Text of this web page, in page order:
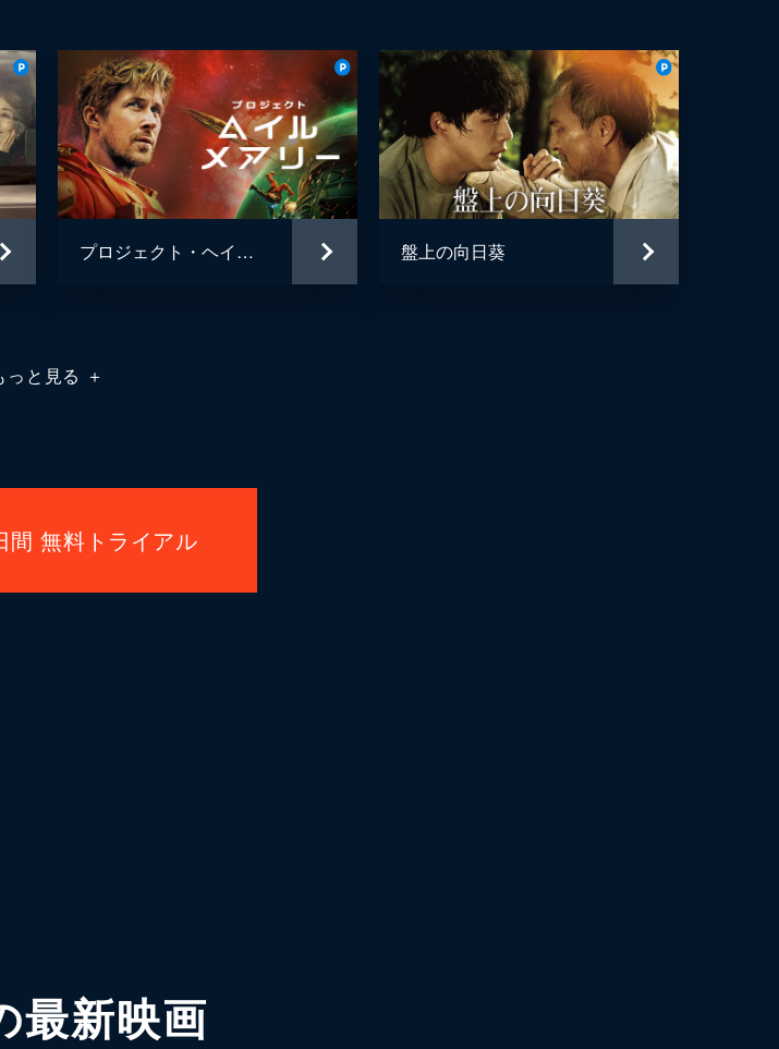
プロジェクト・ヘイル・メアリー 盤上の向日葵
っと見る ＋
間 無料トライアル
最新映画